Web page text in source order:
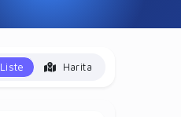
Liste Harita